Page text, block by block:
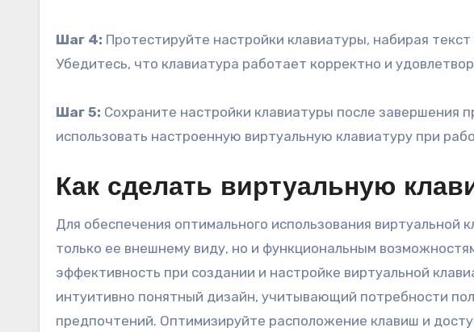
Шаг 4: Протестируйте настройки клавиатуры, набирая
Убедитесь, что клавиатура работает корректно и
Шаг 5: Сохраните настройки клавиатуры после завершения
использовать настроенную виртуальную клавиатуру при
Как сделать виртуальную
Для обеспечения оптимального использования виртуальной
только ее внешнему виду, но и функциональным
эффективность при создании и настройке виртуальной
интуитивно понятный дизайн, учитывающий потребности
предпочтений. Оптимизируйте расположение клавиш и